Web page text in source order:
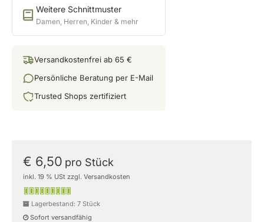
Weitere Schnittmuster
Damen, Herren, Kinder & mehr
Versandkostenfrei ab 65 €
Persönliche Beratung per E-Mail
Trusted Shops zertifiziert
€ 6,50 pro Stück
inkl. 19 % USt zzgl. Versandkosten
Lagerbestand: 7 Stück
Sofort versandfähig